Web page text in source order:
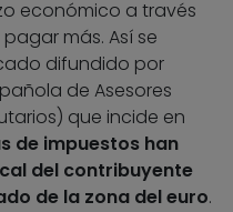
económico a través
más. Así se
difundido por
de Asesores
que incide en
de impuestos han
del contribuyente
de la zona del euro.